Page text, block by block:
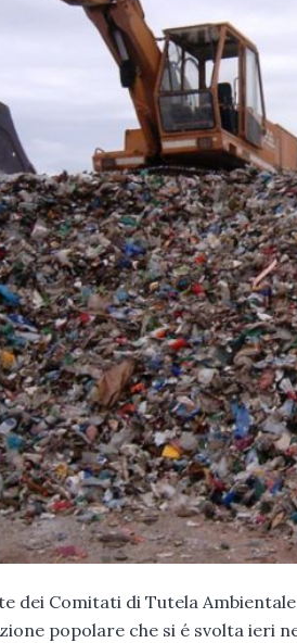
dei Comitati di Tutela
popolare che si é svolta ieri